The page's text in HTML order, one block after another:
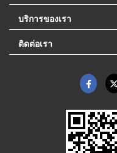
บริการของเรา
ติดต่อเรา